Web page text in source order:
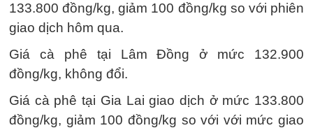
133.800 đồng/kg, giảm 100 đồng/kg so với phiên
giao dịch hôm qua.
Giá cà phê tại Lâm Đồng ở mức 132.900
đồng/kg, không đổi.
Giá cà phê tại Gia Lai giao dịch ở mức 133.800
đồng/kg, giảm 100 đồng/kg so với với mức giao